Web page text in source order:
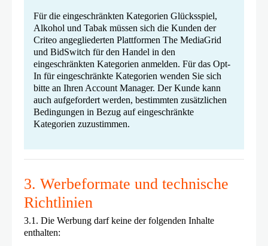
Für die eingeschränkten Kategorien Glücksspiel,
Alkohol und Tabak müssen sich die Kunden der
Criteo angegliederten Plattformen The MediaGrid
und BidSwitch für den Handel in den
eingeschränkten Kategorien anmelden. Für das Opt-
In für eingeschränkte Kategorien wenden Sie sich
bitte an Ihren Account Manager. Der Kunde kann
auch aufgefordert werden, bestimmten zusätzlichen
Bedingungen in Bezug auf eingeschränkte
Kategorien zuzustimmen.
3. Werbeformate und technische
Richtlinien
3.1. Die Werbung darf keine der folgenden Inhalte
enthalten: